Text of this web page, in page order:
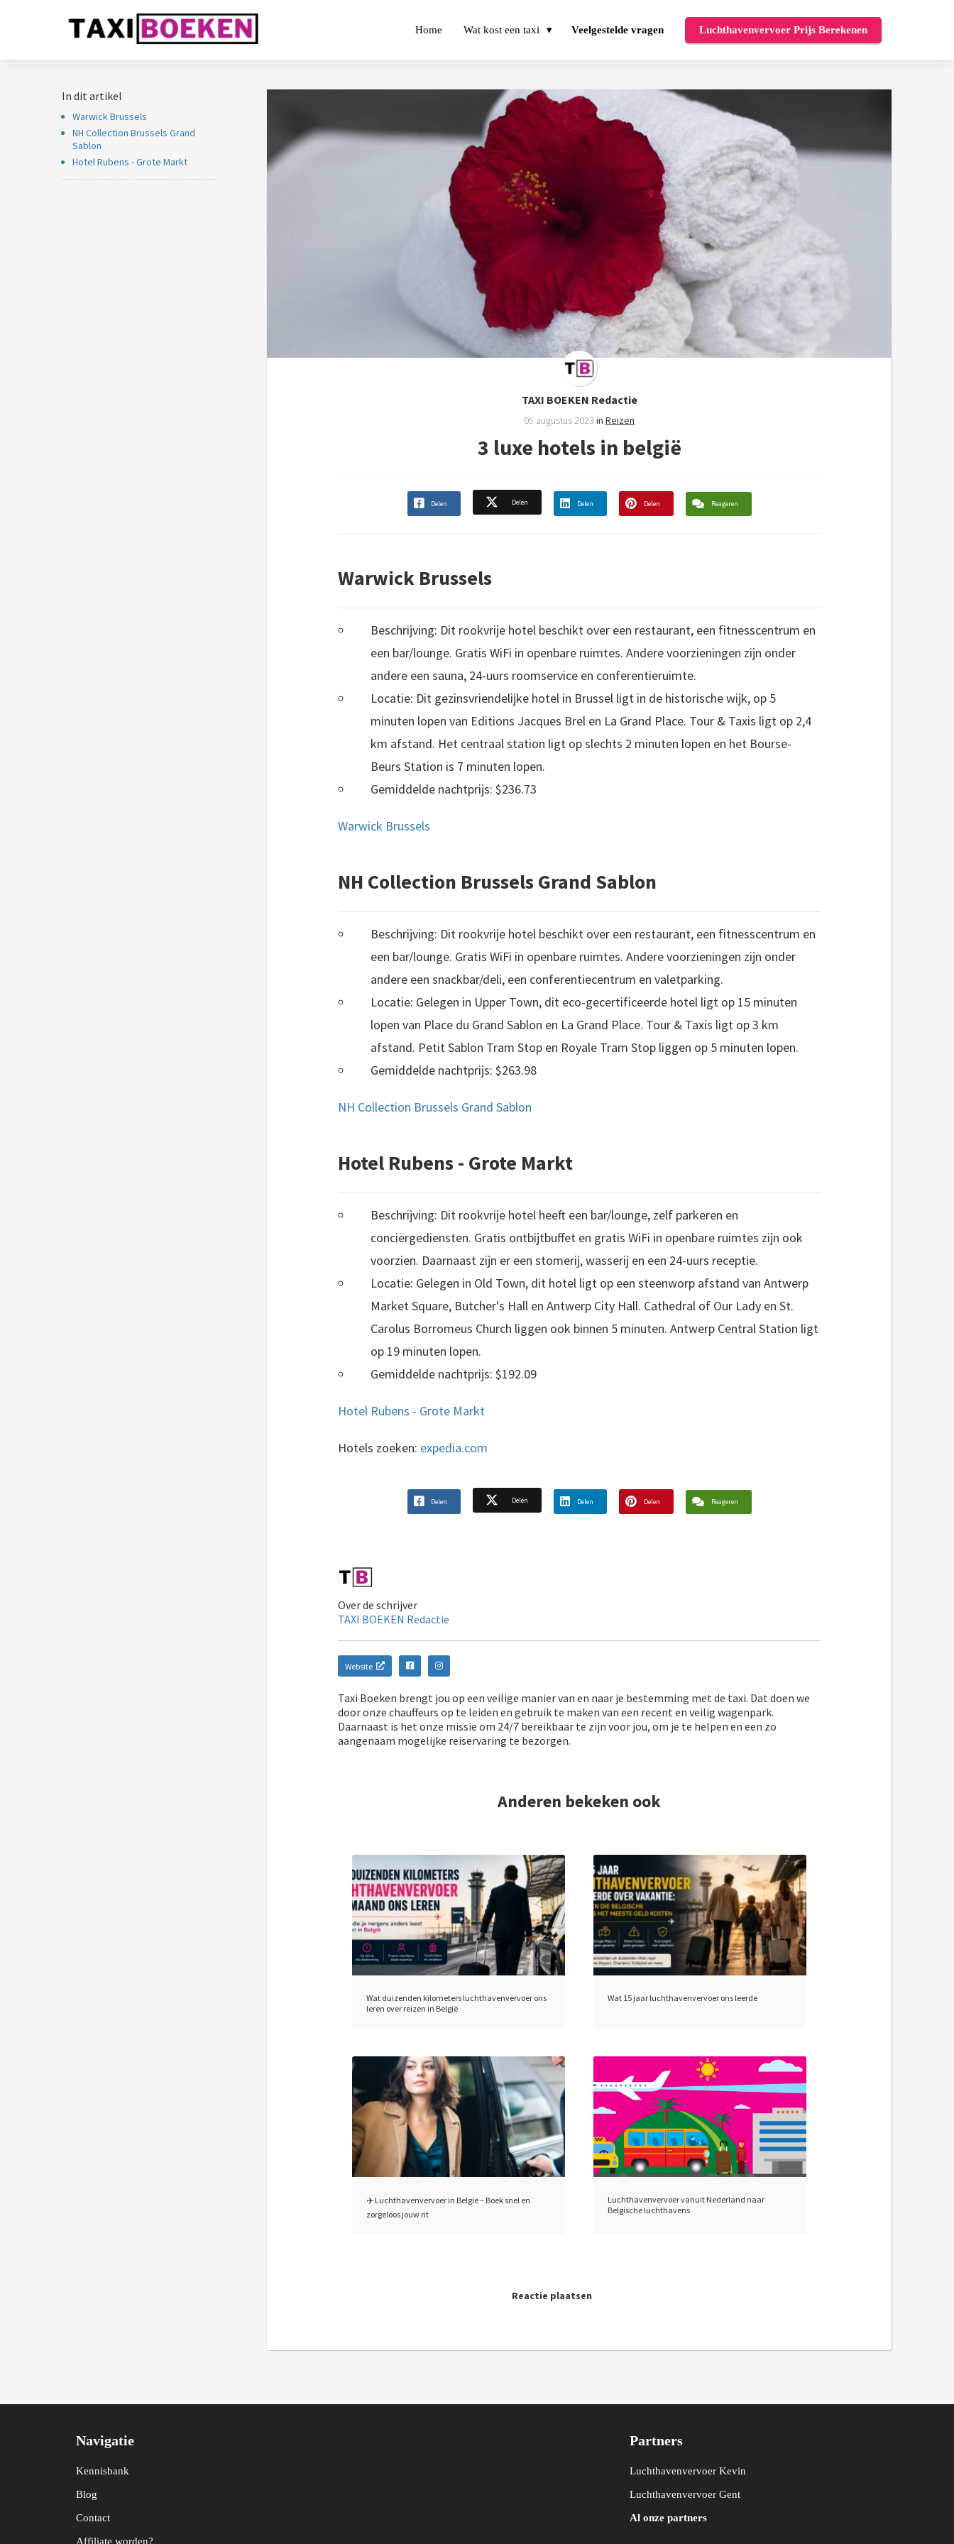
Home Wat kost een taxi Veelgestelde vragen Luchthavenvervoer Prijs Berekenen
In dit artikel
Warwick Brussels
NH Collection Brussels Grand
Sablon
Hotel Rubens - Grote Markt
TAXI BOEKEN Redactie
05 augustus 2023 in Reizen
3 luxe hotels in belgië
Delen Delen Delen Delen Reageren
Warwick Brussels
Beschrijving: Dit rookvrije hotel beschikt over een restaurant, een fitnesscentrum en
een bar/lounge. Gratis WiFi in openbare ruimtes. Andere voorzieningen zijn onder
andere een sauna, 24-uurs roomservice en conferentieruimte.
Locatie: Dit gezinsvriendelijke hotel in Brussel ligt in de historische wijk, op 5
minuten lopen van Editions Jacques Brel en La Grand Place. Tour & Taxis ligt op 2,4
km afstand. Het centraal station ligt op slechts 2 minuten lopen en het Bourse-
Beurs Station is 7 minuten lopen.
Gemiddelde nachtprijs: $236.73
Warwick Brussels
NH Collection Brussels Grand Sablon
Beschrijving: Dit rookvrije hotel beschikt over een restaurant, een fitnesscentrum en
een bar/lounge. Gratis WiFi in openbare ruimtes. Andere voorzieningen zijn onder
andere een snackbar/deli, een conferentiecentrum en valetparking.
Locatie: Gelegen in Upper Town, dit eco-gecertificeerde hotel ligt op 15 minuten
lopen van Place du Grand Sablon en La Grand Place. Tour & Taxis ligt op 3 km
afstand. Petit Sablon Tram Stop en Royale Tram Stop liggen op 5 minuten lopen.
Gemiddelde nachtprijs: $263.98
NH Collection Brussels Grand Sablon
Hotel Rubens - Grote Markt
Beschrijving: Dit rookvrije hotel heeft een bar/lounge, zelf parkeren en
conciërgediensten. Gratis ontbijtbuffet en gratis WiFi in openbare ruimtes zijn ook
voorzien. Daarnaast zijn er een stomerij, wasserij en een 24-uurs receptie.
Locatie: Gelegen in Old Town, dit hotel ligt op een steenworp afstand van Antwerp
Market Square, Butcher's Hall en Antwerp City Hall. Cathedral of Our Lady en St.
Carolus Borromeus Church liggen ook binnen 5 minuten. Antwerp Central Station ligt
op 19 minuten lopen.
Gemiddelde nachtprijs: $192.09
Hotel Rubens - Grote Markt
Hotels zoeken: expedia.com
Delen Delen Delen Delen Reageren
Over de schrijver
TAXI BOEKEN Redactie
Website
Taxi Boeken brengt jou op een veilige manier van en naar je bestemming met de taxi. Dat doen we
door onze chauffeurs op te leiden en gebruik te maken van een recent en veilig wagenpark.
Daarnaast is het onze missie om 24/7 bereikbaar te zijn voor jou, om je te helpen en een zo
aangenaam mogelijke reiservaring te bezorgen.
Anderen bekeken ook
Wat duizenden kilometers luchthavenvervoer ons
leren over reizen in België
Wat 15 jaar luchthavenvervoer ons leerde
✈️ Luchthavenvervoer in België – Boek snel en
zorgeloos jouw rit
Luchthavenvervoer vanuit Nederland naar
Belgische luchthavens
Reactie plaatsen
Navigatie
Kennisbank
Blog
Contact
Affiliate worden?
Partners
Luchthavenvervoer Kevin
Luchthavenvervoer Gent
Al onze partners